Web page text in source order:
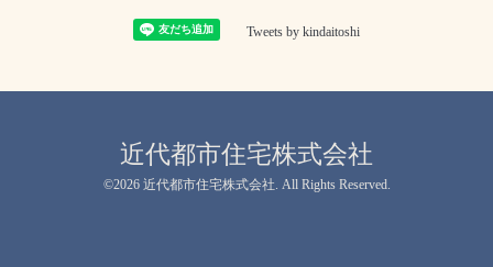
Tweets by kindaitoshi
近代都市住宅株式会社
©2026 近代都市住宅株式会社 . All Rights Reserved.